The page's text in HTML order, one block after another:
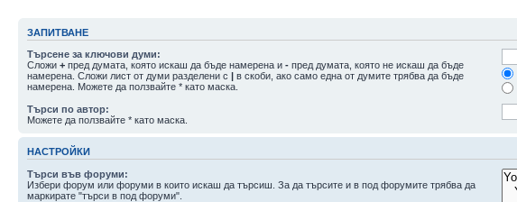
ЗАПИТВАНЕ
Търсене за ключови думи:
Сложи + пред думата, която искаш да бъде намерена и - пред думата, която не искаш да бъде
намерена. Сложи лист от думи разделени с | в скоби, ако само една от думите трябва да бъде
намерена. Можете да ползвайте * като маска.
Търси по автор:
Можете да ползвайте * като маска.
НАСТРОЙКИ
Търси във форуми:
Избери форум или форуми в които искаш да търсиш. За да търсите и в под форумите трябва да
маркирате "търси в под форуми".